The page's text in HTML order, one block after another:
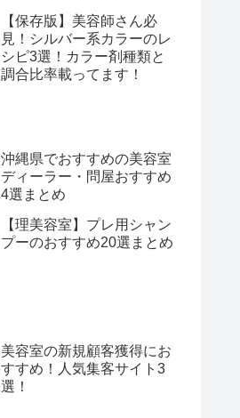
【保存版】美容師さん必
見！シルバー系カラーのレ
シピ3選！カラー剤種類と
調合比率載ってます！
沖縄県でおすすめの美容室
ディーラー・問屋おすすめ
4選まとめ
【理美容室】プレ用シャン
プーのおすすめ20選まとめ
美容室の新規顧客獲得にお
すすめ！人気集客サイト3
選！